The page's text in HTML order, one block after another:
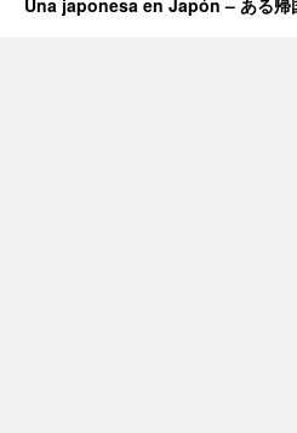
Una japonesa en Japón – ある帰